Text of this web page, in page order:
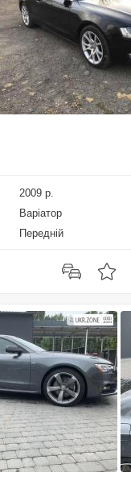
2009 р.
Варіатор
Передній